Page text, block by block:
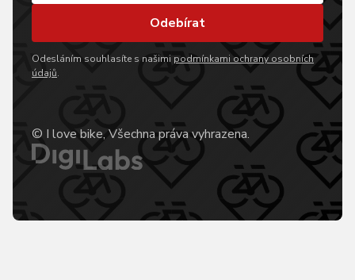
Odebírat
Odesláním souhlasíte s našimi podmínkami ochrany osobních
údajů.
© I love bike, Všechna práva vyhrazena.